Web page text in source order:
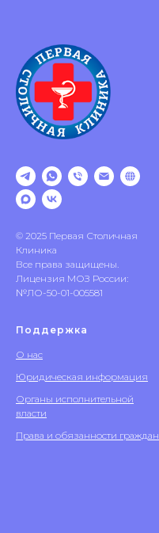
© 2025 Первая Столичная
Клиника
Все права защищены.
Лицензия МОЗ России:
№ЛО-50-01-005581
Поддержка
О нас
Юридическая информация
Органы исполнительной
власти
Права и обязанности граждан